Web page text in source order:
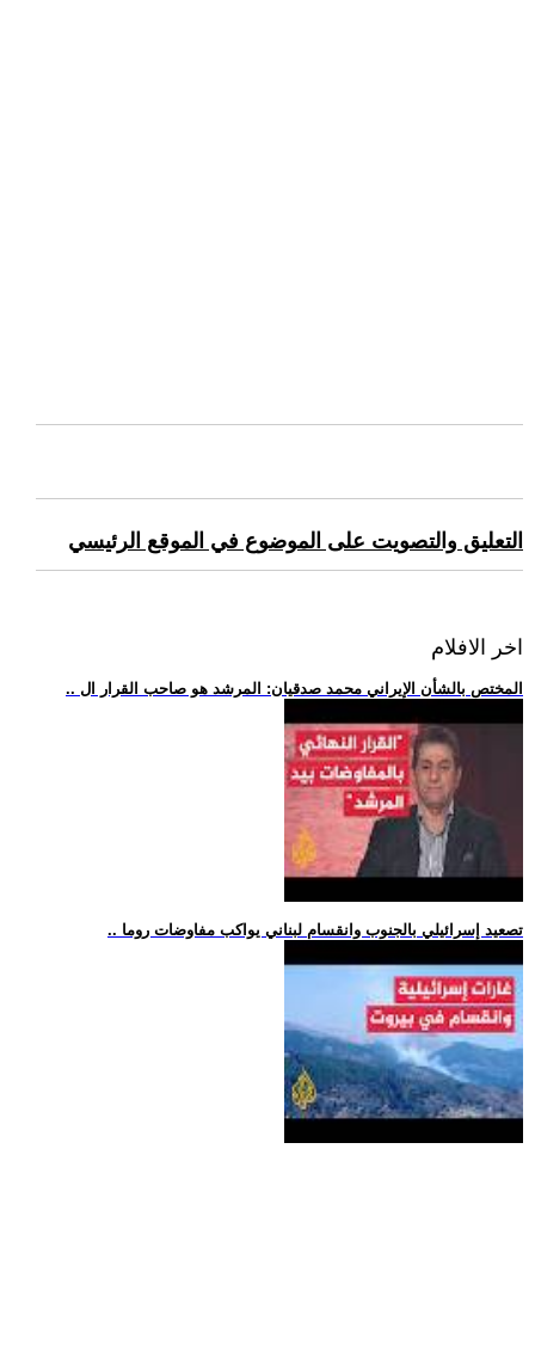
التعليق والتصويت على الموضوع في الموقع الرئيسي
اخر الافلام
.. المختص بالشأن الإيراني محمد صدقيان: المرشد هو صاحب القرار ال
.. تصعيد إسرائيلي بالجنوب وانقسام لبناني يواكب مفاوضات روما